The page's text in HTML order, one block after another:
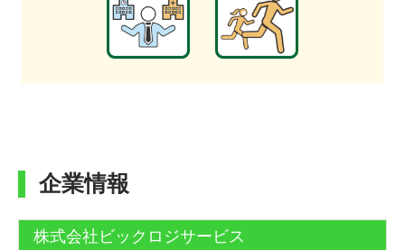
企業情報
株式会社ビックロジサービス